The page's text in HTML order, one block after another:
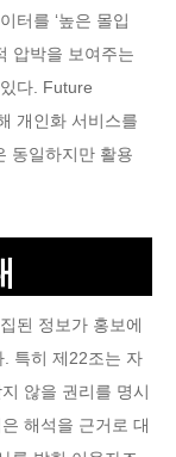
터를 ‘높은 몰입
압박을 보여주는
다. Future
개인화 서비스를
동일하지만 활용
된 정보가 홍보에
특히 제22조는 자
않을 권리를 명시
해석을 근거로 대